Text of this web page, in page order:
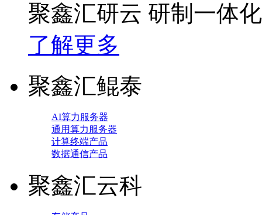
聚鑫汇研云 研制一体
了解更多
聚鑫汇鲲泰
AI算力服务器
通用算力服务器
计算终端产品
数据通信产品
聚鑫汇云科